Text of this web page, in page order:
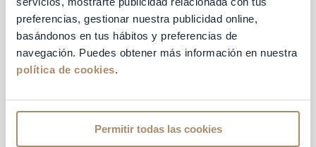
preferencias, gestionar nuestra publicidad online,
basándonos en tus hábitos y preferencias de
navegación. Puedes obtener más información en nuestra
política de cookies.
Permitir todas las cookies
Donnez pudo documentar gráficamente la
liberación del óvulo mientras practicaba una
histerectomía a una paciente.
¿Las mujeres tenemos
todos los óvulos
cuando nacemos?